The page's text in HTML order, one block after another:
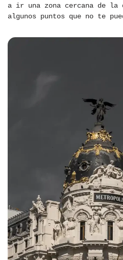
a ir una zona cercana de la
algunos puntos que no te